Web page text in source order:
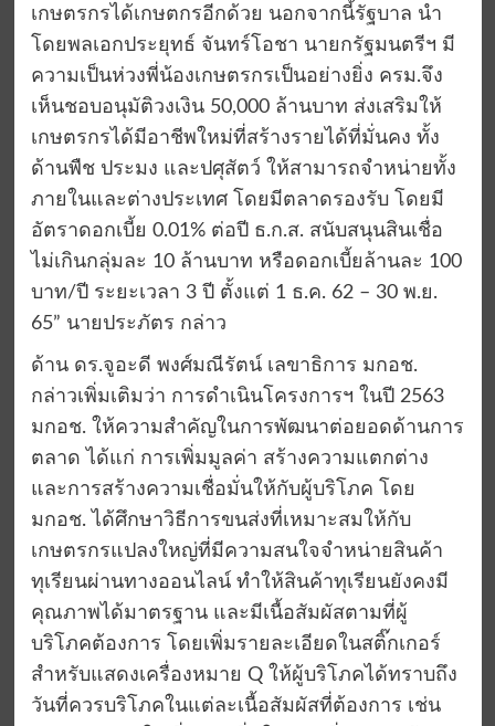
เกษตรกรได้เกษตกรอีกด้วย นอกจากนี้รัฐบาล นำ
โดยพลเอกประยุทธ์ จันทร์โอชา นายกรัฐมนตรีฯ มี
ความเป็นห่วงพี่น้องเกษตรกรเป็นอย่างยิ่ง ครม.จึง
เห็นชอบอนุมัติวงเงิน 50,000 ล้านบาท ส่งเสริมให้
เกษตรกรได้มีอาชีพใหม่ที่สร้างรายได้ที่มั่นคง ทั้ง
ด้านพืช ประมง และปศุสัตว์ ให้สามารถจำหน่ายทั้ง
ภายในและต่างประเทศ โดยมีตลาดรองรับ โดยมี
อัตราดอกเบี้ย 0.01% ต่อปี ธ.ก.ส. สนับสนุนสินเชื่อ
ไม่เกินกลุ่มละ 10 ล้านบาท หรือดอกเบี้ยล้านละ 100
บาท/ปี ระยะเวลา 3 ปี ตั้งแต่ 1 ธ.ค. 62 – 30 พ.ย.
65” นายประภัตร กล่าว
ด้าน ดร.จูอะดี พงศ์มณีรัตน์ เลขาธิการ มกอช.
กล่าวเพิ่มเติมว่า การดำเนินโครงการฯ ในปี 2563
มกอช. ให้ความสำคัญในการพัฒนาต่อยอดด้านการ
ตลาด ได้แก่ การเพิ่มมูลค่า สร้างความแตกต่าง
และการสร้างความเชื่อมั่นให้กับผู้บริโภค โดย
มกอช. ได้ศึกษาวิธีการขนส่งที่เหมาะสมให้กับ
เกษตรกรแปลงใหญ่ที่มีความสนใจจำหน่ายสินค้า
ทุเรียนผ่านทางออนไลน์ ทำให้สินค้าทุเรียนยังคงมี
คุณภาพได้มาตรฐาน และมีเนื้อสัมผัสตามที่ผู้
บริโภคต้องการ โดยเพิ่มรายละเอียดในสติ๊กเกอร์
สำหรับแสดงเครื่องหมาย Q ให้ผู้บริโภคได้ทราบถึง
วันที่ควรบริโภคในแต่ละเนื้อสัมผัสที่ต้องการ เช่น